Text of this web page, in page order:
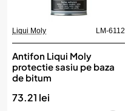
Liqui Moly LM-6112
Antifon Liqui Moly
protectie sasiu pe baza
de bitum
73.21 lei